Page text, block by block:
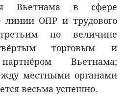
Вьетнама в сфере
линии ОПР и трудового
третьим по величине
торговым и
Вьетнама;
местными органами
весьма успешно.